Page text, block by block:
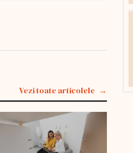
Vezi toate articolele